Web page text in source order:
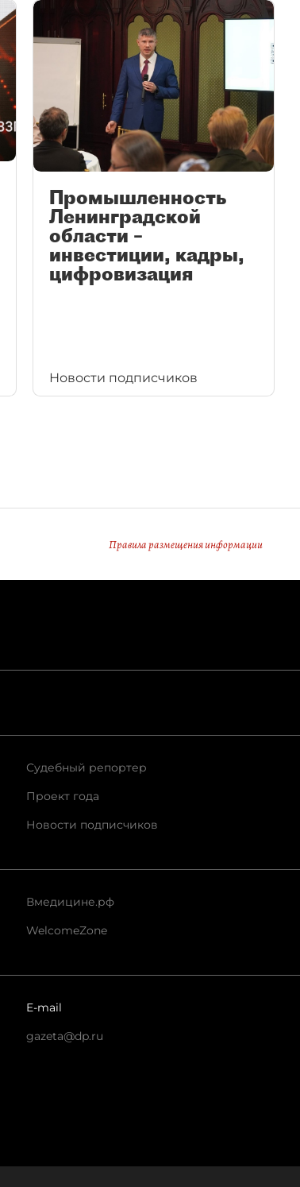
Промышленность
Ленинградской
области –
инвестиции, кадры,
цифровизация
Новости подписчиков
Правила размещения информации
Судебный репортер
Проект года
Новости подписчиков
Вмедицине.рф
WelcomeZone
E-mail
gazeta@dp.ru